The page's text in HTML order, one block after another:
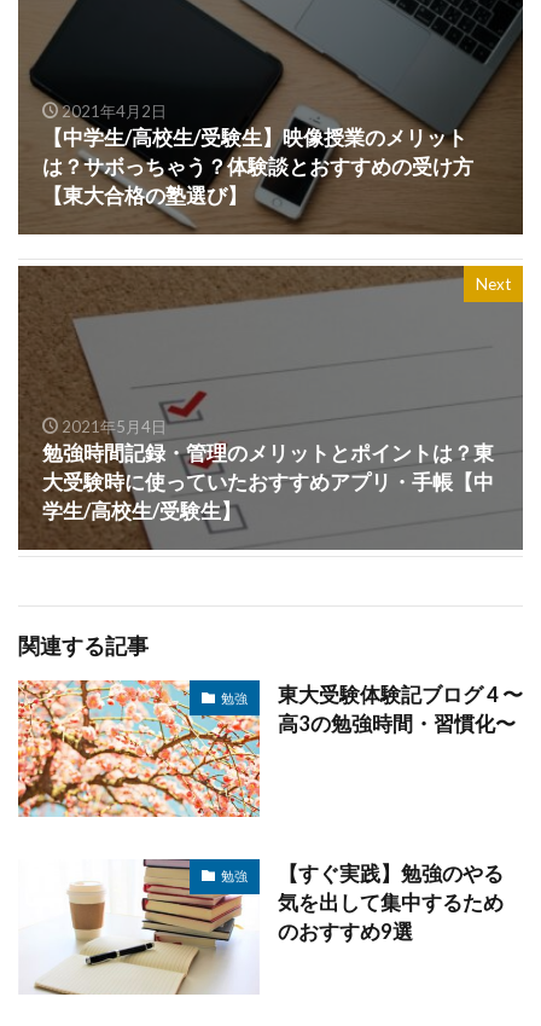
2021年4月2日
【中学生/高校生/受験生】映像授業のメリット
は？サボっちゃう？体験談とおすすめの受け方
【東大合格の塾選び】
Next
2021年5月4日
勉強時間記録・管理のメリットとポイントは？東
大受験時に使っていたおすすめアプリ・手帳【中
学生/高校生/受験生】
関連する記事
勉強
東大受験体験記ブログ 4 〜
高3の勉強時間・習慣化〜
勉強
【すぐ実践】勉強のやる
気を出して集中するため
のおすすめ9選